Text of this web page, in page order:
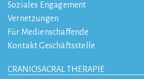
Soziales Engagement
Vernetzungen
Für Medienschaffende
Kontakt Geschäftsstelle
CRANIOSACRAL THERAPIE